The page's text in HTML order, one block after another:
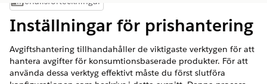
Visa innehållsförteckning
Inställningar för prishantering
Avgiftshantering tillhandahåller de viktigaste verktygen för att
hantera avgifter för konsumtionsbaserade produkter. För att
använda dessa verktyg effektivt måste du först slutföra